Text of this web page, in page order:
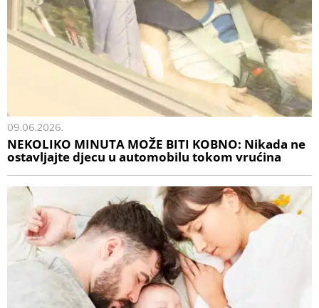
09.06.2026.
NEKOLIKO MINUTA MOŽE BITI KOBNO: Nikada ne
ostavljajte djecu u automobilu tokom vrućina